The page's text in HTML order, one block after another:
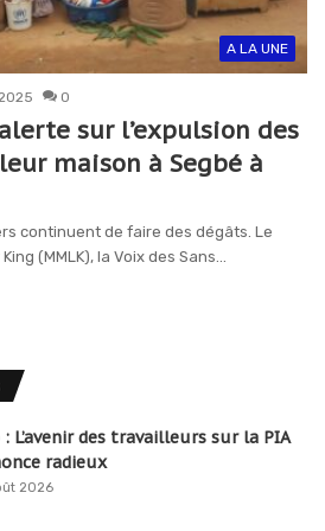
A LA UNE
0
sur l’expulsion des
maison à Segbé à
continuent de faire des dégâts. Le
(MMLK), la Voix des Sans…
: L’avenir des travailleurs sur la PIA
radieux
2026